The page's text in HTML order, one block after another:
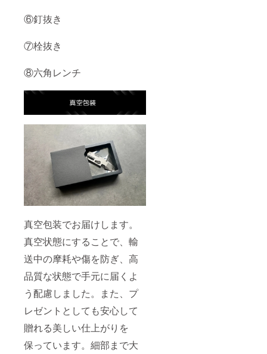
⑥釘抜き
⑦栓抜き
⑧六角レンチ
真空包装でお届けします。
真空状態にすることで、輸
送中の摩耗や傷を防ぎ、高
品質な状態で手元に届くよ
う配慮しました。また、プ
レゼントとしても安心して
贈れる美しい仕上がりを
保っています。細部まで大